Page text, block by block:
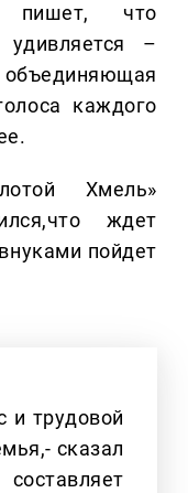
пишет, что
удивляется –
каждого
Хмель»
ждет
пойдет
и трудовой
сказал